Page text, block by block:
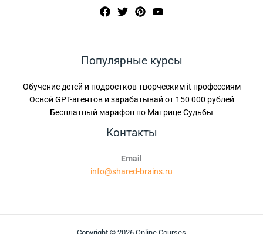
Популярные курсы
Обучение детей и подростков творческим it профессиям
Освой GPT-агентов и зарабатывай от 150 000 рублей
Бесплатный марафон по Матрице Судьбы
Контакты
Email
info@shared-brains.ru